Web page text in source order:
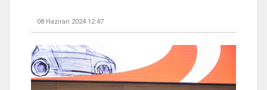
08 Haziran 2024 12:47